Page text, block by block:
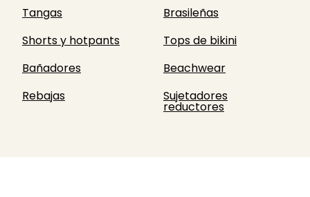
Tangas
Brasileñas
Shorts y hotpants
Tops de bikini
Bañadores
Beachwear
Rebajas
Sujetadores
reductores